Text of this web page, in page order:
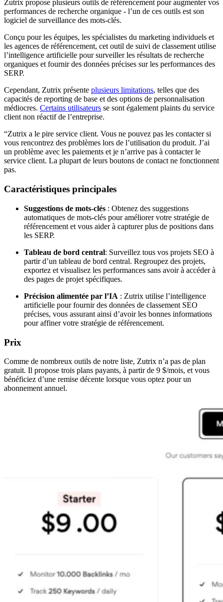
Zutrix propose plusieurs outils de référencement pour augmenter vos
performances de recherche organique - l’un de ces outils est son
logiciel de surveillance des mots-clés.
Conçu pour les équipes, les spécialistes du marketing individuels et
les agences de référencement, cet outil de suivi de classement utilise
l’intelligence artificielle pour surveiller les résultats de recherche
organiques et fournir des données précises sur les performances des
SERP.
Cependant, Zutrix présente plusieurs limitations, telles que des
capacités de reporting de base et des options de personnalisation
médiocres. Certains utilisateurs se sont également plaints du service
client non réactif de l’entreprise.
“Zutrix a le pire service client. Vous ne pouvez pas les contacter si
vous rencontrez des problèmes lors de l’utilisation du produit. J’ai
un problème avec les paiements et je n’arrive pas à contacter le
service client. La plupart de leurs boutons de contact ne fonctionnent
pas.
Caractéristiques principales
Suggestions de mots-clés : Obtenez des suggestions
automatiques de mots-clés pour améliorer votre stratégie de
référencement et vous aider à capturer plus de positions dans
les SERP.
Tableau de bord central: Surveillez tous vos projets SEO à
partir d’un tableau de bord central. Regroupez des projets,
exportez et visualisez les performances sans avoir à accéder à
des pages de projet spécifiques.
Précision alimentée par l’IA : Zutrix utilise l’intelligence
artificielle pour fournir des données de classement SEO
précises, vous assurant ainsi d’avoir les bonnes informations
pour affiner votre stratégie de référencement.
Prix
Comme de nombreux outils de notre liste, Zutrix n’a pas de plan
gratuit. Il propose trois plans payants, à partir de 9 $/mois, et vous
bénéficiez d’une remise décente lorsque vous optez pour un
abonnement annuel.